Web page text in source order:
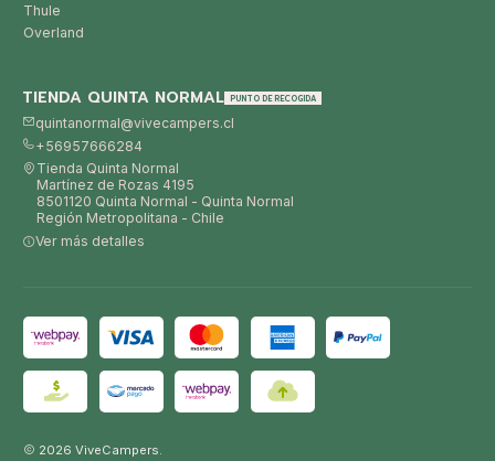
Thule
Overland
TIENDA QUINTA NORMAL PUNTO DE RECOGIDA
quintanormal@vivecampers.cl
+56957666284
Tienda Quinta Normal
Martínez de Rozas 4195
8501120 Quinta Normal - Quinta Normal
Región Metropolitana - Chile
Ver más detalles
2026 ViveCampers.